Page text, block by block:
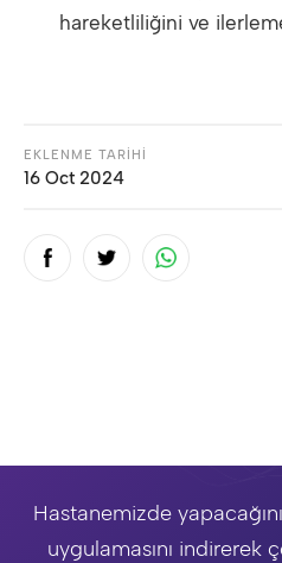
hareketliliğini ve
EKLENME TARİHİ
16 Oct 2024
Hastanemizde
uygulamasını indirerek